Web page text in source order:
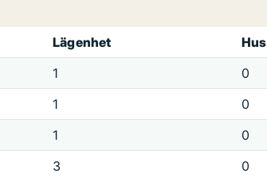
Lägenhet
Hus
1
0
1
0
1
0
3
0